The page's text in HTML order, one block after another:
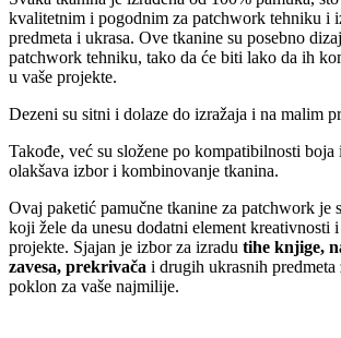
kvalitetnim i pogodnim za patchwork tehniku i
predmeta i ukrasa. Ove tkanine su posebno
patchwork tehniku, tako da će biti lako da ih
u vaše projekte.
Dezeni su sitni i dolaze do izražaja i na malim
Takođe, već su složene po kompatibilnosti
olakšava izbor i kombinovanje tkanina.
Ovaj paketić pamučne tkanine za patchwork je
koji žele da unesu dodatni element kreativnosti
projekte. Sjajan je izbor za izradu tihe knjige,
zavesa, prekrivača i drugih ukrasnih
poklon za vaše najmilije.